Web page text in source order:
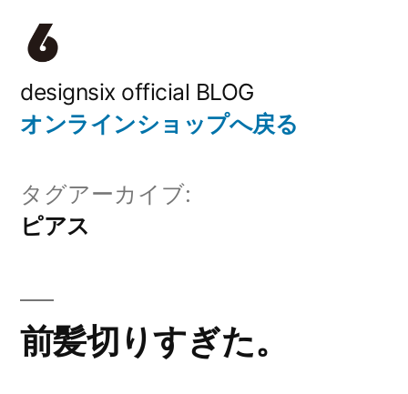
designsix official BLOG
オンラインショップへ戻る
タグアーカイブ:
ピアス
前髪切りすぎた。